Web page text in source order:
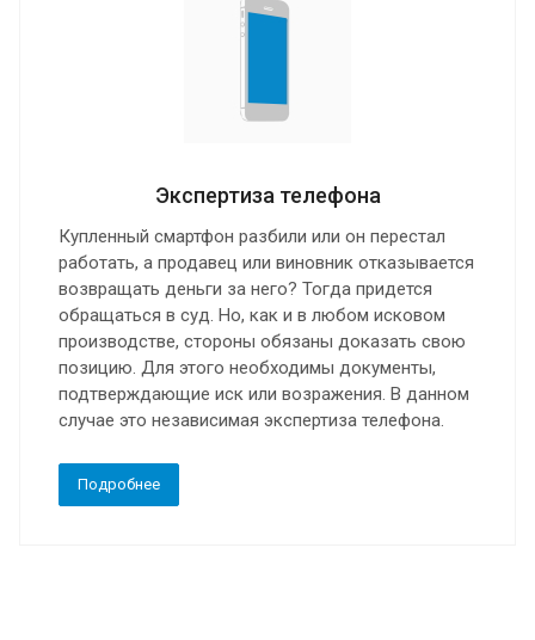
Экспертиза телефона
Купленный смартфон разбили или он перестал
работать, а продавец или виновник отказывается
возвращать деньги за него? Тогда придется
обращаться в суд. Но, как и в любом исковом
производстве, стороны обязаны доказать свою
позицию. Для этого необходимы документы,
подтверждающие иск или возражения. В данном
случае это независимая экспертиза телефона.
Подробнее